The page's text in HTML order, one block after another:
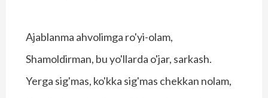
Ajablanma ahvolimga ro'yi-olam,
Shamoldirman, bu yo'llarda o'jar, sarkash.
Yerga sig'mas, ko'kka sig'mas chekkan nolam,